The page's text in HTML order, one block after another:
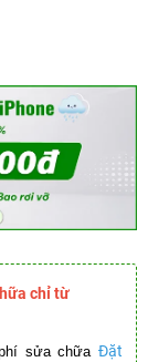
chỉ từ
sửa chữa Đặt